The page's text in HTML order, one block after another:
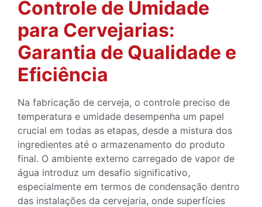
Controle de Umidade
para Cervejarias:
Garantia de Qualidade e
Eficiência
Na fabricação de cerveja, o controle preciso de
temperatura e umidade desempenha um papel
crucial em todas as etapas, desde a mistura dos
ingredientes até o armazenamento do produto
final. O ambiente externo carregado de vapor de
água introduz um desafio significativo,
especialmente em termos de condensação dentro
das instalações da cervejaria, onde superfícies